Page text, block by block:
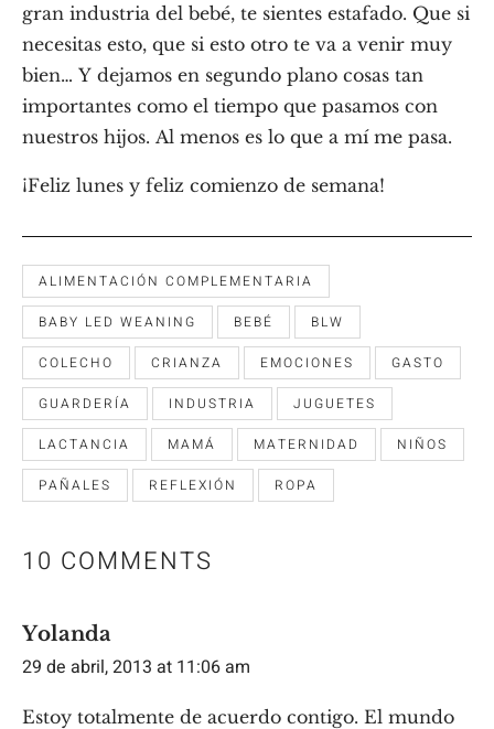
gran industria del bebé, te sientes estafado. Que si
necesitas esto, que si esto otro te va a venir muy
bien… Y dejamos en segundo plano cosas tan
importantes como el tiempo que pasamos con
nuestros hijos. Al menos es lo que a mí me pasa.
¡Feliz lunes y feliz comienzo de semana!
ALIMENTACIÓN COMPLEMENTARIA
BABY LED WEANING BEBÉ BLW
COLECHO CRIANZA EMOCIONES GASTO
GUARDERÍA INDUSTRIA JUGUETES
LACTANCIA MAMÁ MATERNIDAD NIÑOS
PAÑALES REFLEXIÓN ROPA
10 COMMENTS
Yolanda
29 de abril, 2013 at 11:06 am
Estoy totalmente de acuerdo contigo. El mundo